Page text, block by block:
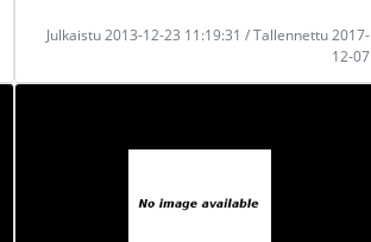
Julkaistu 2013-12-23 11:19:31 / Tallennettu 2017-
12-07